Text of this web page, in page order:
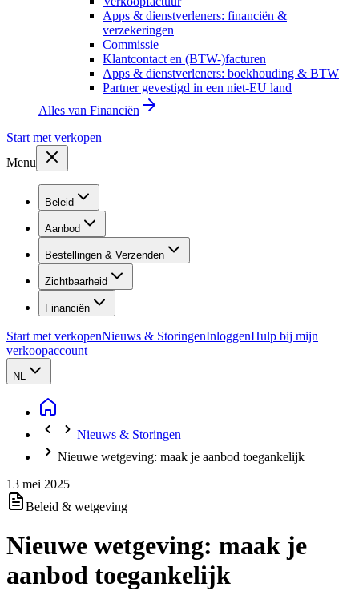
Apps & dienstverleners: financiën &
verzekeringen
Commissie
Klantcontact en (BTW-)facturen
Apps & dienstverleners: boekhouding & BTW
Partner gevestigd in een niet-EU land
Alles van Financiën
Start met verkopen
Menu
Beleid
Aanbod
Bestellingen & Verzenden
Zichtbaarheid
Financiën
Start met verkopenNieuws & StoringenInloggenHulp bij mijn
verkoopaccount
NL
Nieuws & Storingen
Nieuwe wetgeving: maak je aanbod toegankelijk
13 mei 2025
Beleid & wetgeving
Nieuwe wetgeving: maak je
aanbod toegankelijk